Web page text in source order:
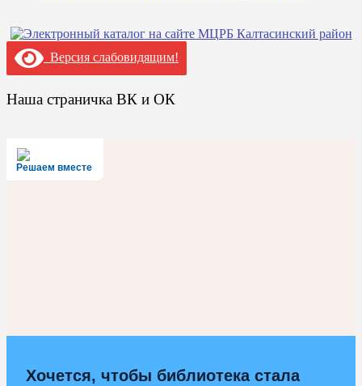
Версия слабовидящим!
Наша страничка ВК и ОК
Решаем вместе
Хочется, чтобы библиотека стала